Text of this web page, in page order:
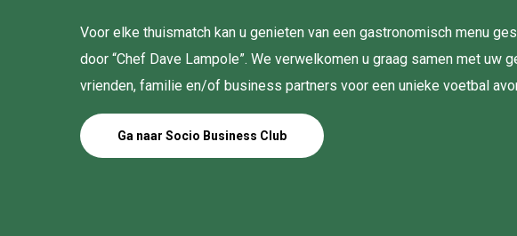
Voor elke thuismatch kan u genieten van een gastronomisch menu
door “Chef Dave Lampole”. We verwelkomen u graag samen met uw
vrienden, familie en/of business partners voor een unieke voetbal
Ga naar Socio Business Club